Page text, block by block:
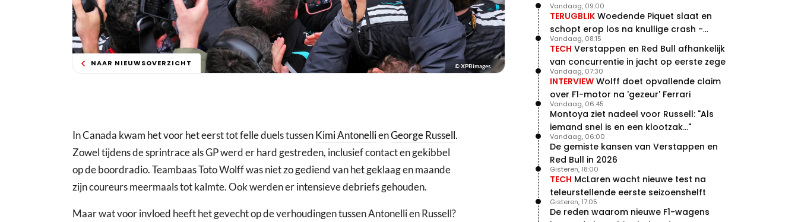
NAAR NIEUWSOVERZICHT © XPBimages
In Canada kwam het voor het eerst tot felle duels tussenKimi AntonellienGeorge Russell.
Zowel tijdens de sprintrace als GP werd er hard gestreden, inclusief contact en gekibbel
op de boordradio. Teambaas Toto Wolff was niet zo gediend van het geklaag en maande
zijn coureurs meermaals tot kalmte. Ook werden er intensieve debriefs gehouden.
Maar wat voor invloed heeft het gevecht op de verhoudingen tussen Antonelli en Russell?
TERUGBLIK Woedende Piquet slaat en
schopt erop los na knullige crash -
terugblik
Vandaag, 09:00
TECH Verstappen en Red Bull afhankelijk
van concurrentie in jacht op eerste zege
Vandaag, 08:15
INTERVIEW Wolff doet opvallende claim
over F1-motor na 'gezeur' Ferrari
Vandaag, 07:30
Montoya ziet nadeel voor Russell: "Als
iemand snel is en een klootzak..."
Vandaag, 06:45
De gemiste kansen van Verstappen en
Red Bull in 2026
Vandaag, 06:00
TECH McLaren wacht nieuwe test na
teleurstellende eerste seizoenshelft
Gisteren, 18:00
De reden waarom nieuwe F1-wagens
Gisteren, 17:05